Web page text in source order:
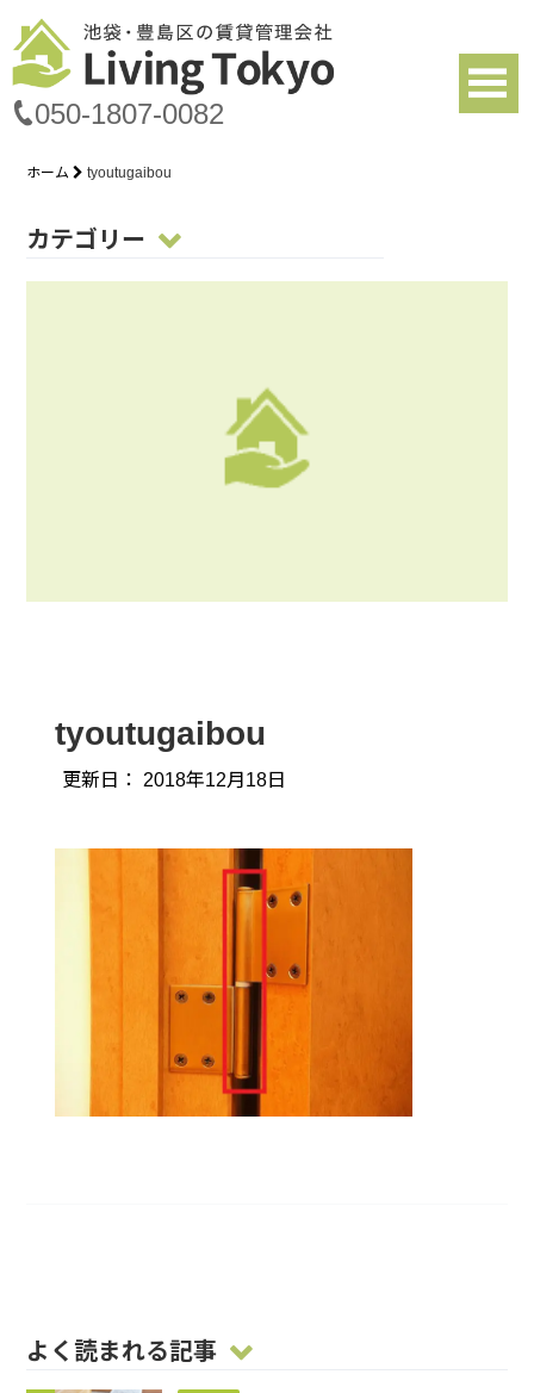
050-1807-0082
ホーム tyoutugaibou
tyoutugaibou
更新日： 2018年12月18日
カテゴリー
よく読まれる記事